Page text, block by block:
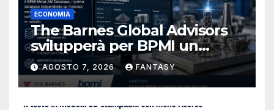
ECONOMIA
The Barnes Global Advisors
svilupperà per BPMI un
database per la stampa 3D
metallica destinata alla filiera
navale statunitense
AGOSTO 7, 2026 FANTASY